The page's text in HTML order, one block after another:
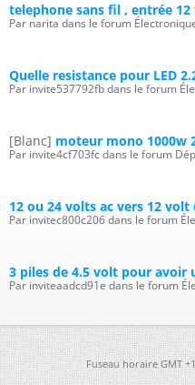
telephone sans fil , entrée
Par narita dans le forum
Quelle resistance pour LED
Par invite537792fb dans le forum
[Blanc] moteur mono 1000w
Par invite4cf703fc dans le forum
12 ou 24 volts ac vers 12 volt
Par invitec800c206 dans le forum
3 piles de 4.5 volt pour avoir
Par inviteaadcd91e dans le forum
Fuseau horaire GMT